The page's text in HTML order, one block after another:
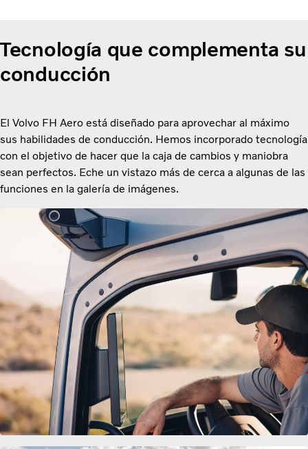
Tecnología que complementa su
conducción
El Volvo FH Aero está diseñado para aprovechar al máximo
sus habilidades de conducción. Hemos incorporado tecnología
con el objetivo de hacer que la caja de cambios y maniobra
sean perfectos. Eche un vistazo más de cerca a algunas de las
funciones en la galería de imágenes.